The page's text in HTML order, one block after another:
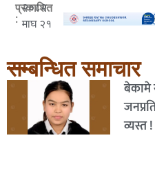
प्रकाशित
:
२०८२
माघ २१
सम्बन्धित समाचार
बेकामे
व्यस्त !